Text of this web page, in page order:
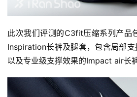
此次我们评测的C3fit压缩系列产品
Inspiration长裤及腿套，包含局部
以及专业级支撑效果的Impact air长裤